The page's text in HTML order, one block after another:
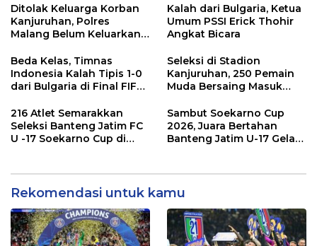
Jalan Beberapa Jam
Ditolak Keluarga Korban
Kanjuruhan, Polres
Malang Belum Keluarkan
Persebaya
Kalah dari Bulgaria, Ketua
Umum PSSI Erick Thohir
Angkat Bicara
Beda Kelas, Timnas
Indonesia Kalah Tipis 1-0
dari Bulgaria di Final FIFA
Seleksi di Stadion
Kanjuruhan, 250 Pemain
Muda Bersaing Masuk
Soekarno Cup
216 Atlet Semarakkan
Seleksi Banteng Jatim FC
U -17 Soekarno Cup di
Sambut Soekarno Cup
2026, Juara Bertahan
Banteng Jatim U-17 Gelar
Rekomendasi untuk kamu